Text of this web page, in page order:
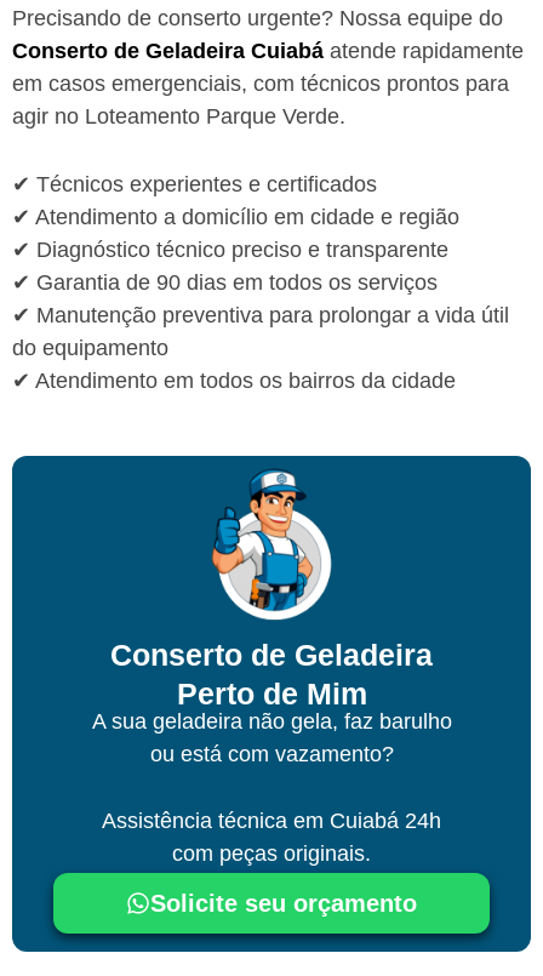
Precisando de conserto urgente? Nossa equipe do
Conserto de Geladeira Cuiabá atende rapidamente
em casos emergenciais, com técnicos prontos para
agir no Loteamento Parque Verde.
✔ Técnicos experientes e certificados
✔ Atendimento a domicílio em cidade e região
✔ Diagnóstico técnico preciso e transparente
✔ Garantia de 90 dias em todos os serviços
✔ Manutenção preventiva para prolongar a vida útil
do equipamento
✔ Atendimento em todos os bairros da cidade
Conserto de Geladeira
Perto de Mim
A sua geladeira não gela, faz barulho
ou está com vazamento?
Assistência técnica em Cuiabá 24h
com peças originais.
Solicite seu orçamento